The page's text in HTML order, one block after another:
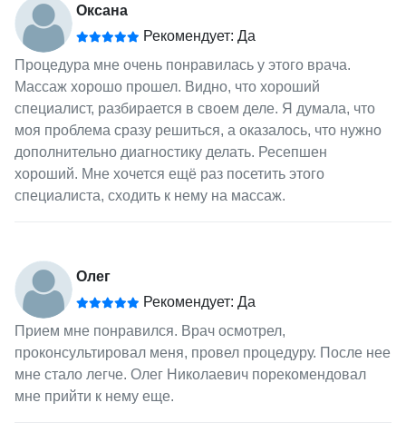
Оксана
Рекомендует: Да
Процедура мне очень понравилась у этого врача.
Массаж хорошо прошел. Видно, что хороший
специалист, разбирается в своем деле. Я думала, что
моя проблема сразу решиться, а оказалось, что нужно
дополнительно диагностику делать. Ресепшен
хороший. Мне хочется ещё раз посетить этого
специалиста, сходить к нему на массаж.
Олег
Рекомендует: Да
Прием мне понравился. Врач осмотрел,
проконсультировал меня, провел процедуру. После нее
мне стало легче. Олег Николаевич порекомендовал
мне прийти к нему еще.